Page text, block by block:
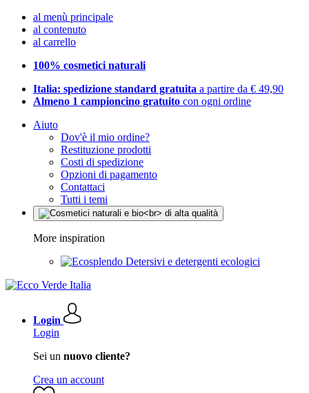
al menù principale
al contenuto
al carrello
100% cosmetici naturali
Italia: spedizione standard gratuita a partire da € 49,90
Almeno 1 campioncino gratuito con ogni ordine
Aiuto
Dov'è il mio ordine?
Restituzione prodotti
Costi di spedizione
Opzioni di pagamento
Contattaci
Tutti i temi
More inspiration
Detersivi e detergenti ecologici
Login
Login
Sei un nuovo cliente?
Crea un account